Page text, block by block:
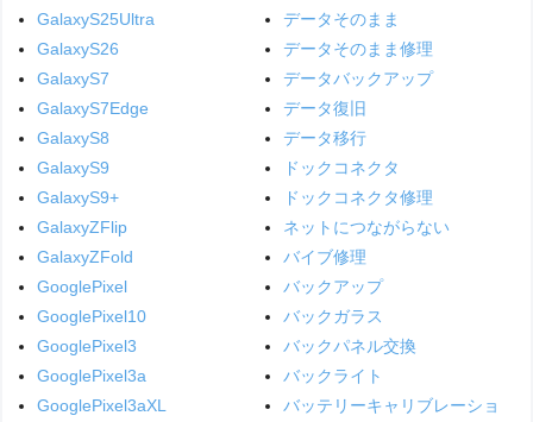
GalaxyS25Ultra
GalaxyS26
GalaxyS7
GalaxyS7Edge
GalaxyS8
GalaxyS9
GalaxyS9+
GalaxyZFlip
GalaxyZFold
GooglePixel
GooglePixel10
GooglePixel3
GooglePixel3a
GooglePixel3aXL
データそのまま
データそのまま修理
データバックアップ
データ復旧
データ移行
ドックコネクタ
ドックコネクタ修理
ネットにつながらない
バイブ修理
バックアップ
バックガラス
バックパネル交換
バックライト
バッテリーキャリブレーショ